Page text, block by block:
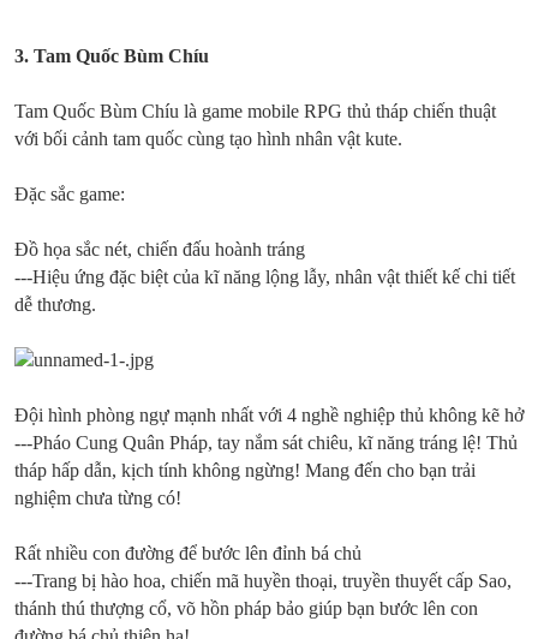
3. Tam Quốc Bùm Chíu
Tam Quốc Bùm Chíu là game mobile RPG thủ tháp chiến thuật
với bối cảnh tam quốc cùng tạo hình nhân vật kute.
Đặc sắc game:
Đồ họa sắc nét, chiến đấu hoành tráng
---Hiệu ứng đặc biệt của kĩ năng lộng lẫy, nhân vật thiết kế chi tiết
dễ thương.
Đội hình phòng ngự mạnh nhất với 4 nghề nghiệp thủ không kẽ hở
---Pháo Cung Quân Pháp, tay nắm sát chiêu, kĩ năng tráng lệ! Thủ
tháp hấp dẫn, kịch tính không ngừng! Mang đến cho bạn trải
nghiệm chưa từng có!
Rất nhiều con đường để bước lên đỉnh bá chủ
---Trang bị hào hoa, chiến mã huyền thoại, truyền thuyết cấp Sao,
thánh thú thượng cổ, võ hồn pháp bảo giúp bạn bước lên con